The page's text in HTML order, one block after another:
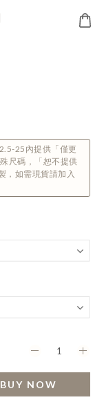
25內提供「僅更
尺碼，「恕不提供
，如需現貨請加入
BUY NOW